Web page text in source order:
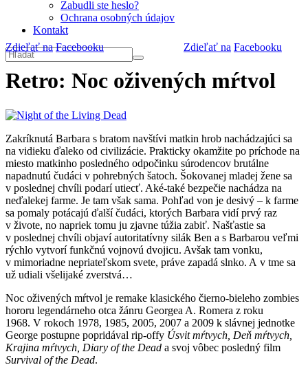
Zabudli ste heslo?
Ochrana osobných údajov
Kontakt
Zdieľať na Facebooku
Zdieľať na Facebooku
Retro: Noc oživených mŕtvol
Zakríknutá Barbara s bratom navštívi matkin hrob nachádzajúci sa
na vidieku ďaleko od civilizácie. Prakticky okamžite po príchode na
miesto matkinho posledného odpočinku súrodencov brutálne
napadnutú čudáci v pohrebných šatoch. Šokovanej mladej žene sa
v poslednej chvíli podarí utiecť. Aké-také bezpečie nachádza na
neďalekej farme. Je tam však sama. Pohľad von je desivý – k farme
sa pomaly potácajú ďalší čudáci, ktorých Barbara vidí prvý raz
v živote, no napriek tomu ju zjavne túžia zabiť. Našťastie sa
v poslednej chvíli objaví autoritatívny silák Ben a s Barbarou veľmi
rýchlo vytvorí funkčnú vojnovú dvojicu. Avšak tam vonku,
v mimoriadne nepriateľskom svete, práve zapadá slnko. A v tme sa
už udiali všelijaké zverstvá…
Noc oživených mŕtvol je remake klasického čierno-bieleho zombies
hororu legendárneho otca žánru Georgea A. Romera z roku
1968. V rokoch 1978, 1985, 2005, 2007 a 2009 k slávnej jednotke
George postupne popridával rip-offy Úsvit mŕtvych, Deň mŕtvych,
Krajina mŕtvych, Diary of the Dead a svoj vôbec posledný film
Survival of the Dead.